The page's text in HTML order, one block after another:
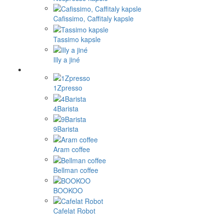
Cafissimo, Caffitaly kapsle
Tassimo kapsle
Illy a jiné
1Zpresso
4Barista
9Barista
Aram coffee
Bellman coffee
BOOKOO
Cafelat Robot